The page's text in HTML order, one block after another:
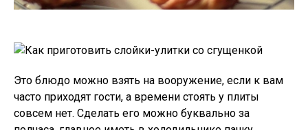
Это блюдо можно взять на вооружение, если к вам
часто приходят гости, а времени стоять у плиты
совсем нет. Сделать его можно буквально за